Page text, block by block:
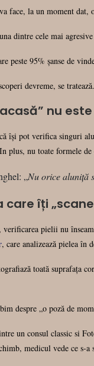
face, la un moment dat,
dintre cele mai
peste 95% șanse de
devreme, se
nu
își pot verifica singuri
plus, nu toate formele de
„Nu orice aluniță
care îți
pielii nu
, care analizează pielea în
toată suprafața
despre „o poză de
un consul classic si
medicul vede ce s-